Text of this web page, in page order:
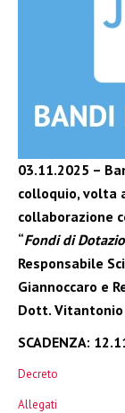
03.11.2025 –
colloquio, volta
collaborazione
“Fondi di
Responsabile
Giannoccaro e
Dott.
SCADENZA:
Decreto
Allegati